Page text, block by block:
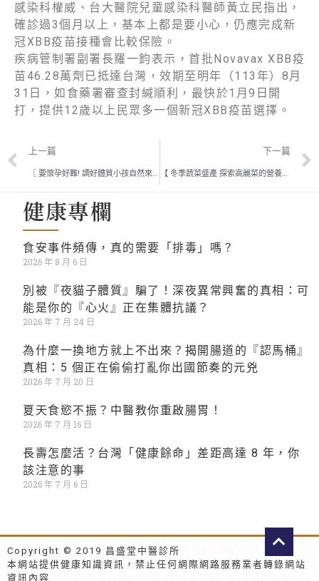
感染科權威、台大醫院兒童感染科醫師黃立民指出，
確診過3個月以上，基本上都是要小心，仍應完成新
冠XBB疫苗接種會比較保險。
疾病管制署副署長羅一鈞表示，首批Novavax XBB疫
苗46.28萬劑已抵達台灣，效期至明年（113年）8月
31日，如食藥署審查封緘順利，最快於1月9日開
打，提供12歲以上民眾多一個新冠XBB疫苗選擇。
上一篇
〖 要懷孕好難! 調好體質小孩自然來報到 〗廖芝晨中醫師
下一篇
【 冬季蔬菜盛產 探索高麗菜的營養密碼 】
健康專欄
食安事件頻傳，真的需要「排毒」嗎？
2026 年 8 月 6 日
別被『夜貓子體質』騙了！深夜異常興奮的真相：可
能是你的『心火』正在集體抗議？
2026 年 7 月 24 日
為什麼一換地方就上不出來？揭開腸道的『認馬桶』
真相：5 個正在偷偷打亂你出國節奏的元兇
2026 年 7 月 20 日
夏天食慾不振？中醫教你重啟腸胃！
2026 年 7 月 16 日
長壽怎麼活？台灣「健康餘命」差距高達 8 年，你
該注意的事
2026 年 7 月 6 日
Copyright © 2019 昌盛堂中醫診所
本網站提供健康知識資訊，禁止任何網際網路服務業者轉錄網站
資訊內容